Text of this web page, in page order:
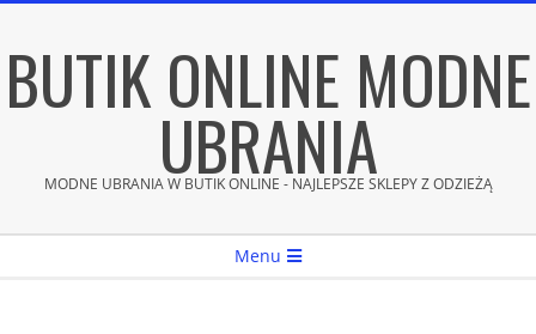
content
BUTIK ONLINE MODNE
UBRANIA
MODNE UBRANIA W BUTIK ONLINE - NAJLEPSZE SKLEPY Z ODZIEŻĄ
Menu